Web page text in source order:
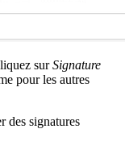
surSignature
pour les autres
des signatures